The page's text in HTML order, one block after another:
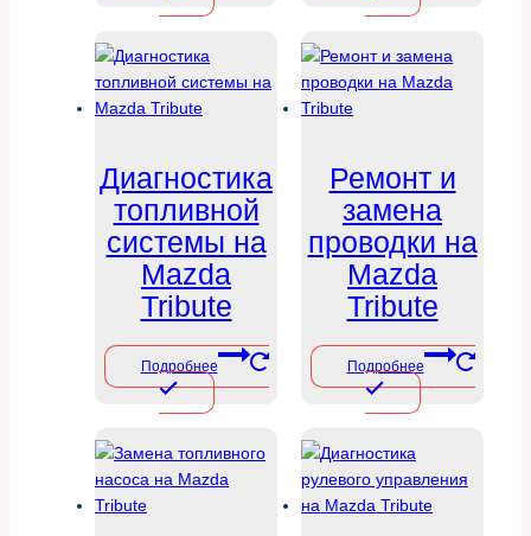
Диагностика
топливной
системы на
Mazda
Tribute
Подробнее
Ремонт и
замена
проводки на
Mazda
Tribute
Подробнее